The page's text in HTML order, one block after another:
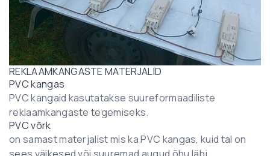
REKLAAMKANGASTE MATERJALID
PVC kangas
PVC kangaid kasutatakse suureformaadiliste
reklaamkangaste tegemiseks.
PVC võrk
on samast materjalist mis ka PVC kangas, kuid tal on